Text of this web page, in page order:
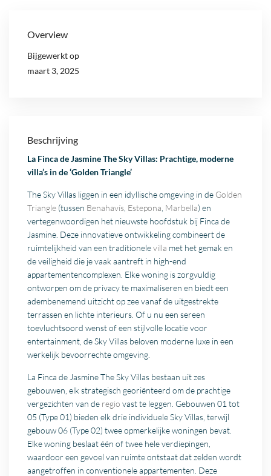
Overview
Bijgewerkt op
maart 3, 2025
Beschrijving
La Finca de Jasmine The Sky Villas: Prachtige, moderne
villa’s in de ‘Golden Triangle’
The Sky Villas liggen in een idyllische omgeving in de Golden
Triangle (tussen Benahavís Estepona Marbella) en
vertegenwoordigen het nieuwste hoofdstuk bij Finca de
Jasmine. Deze innovatieve ontwikkeling combineert de
ruimtelijkheid van een traditionelevilla met het gemak en
de veiligheid die je vaak aantreft in high-end
appartementencomplexen. Elke woning is zorgvuldig
ontworpen om de privacy te maximaliseren en biedt een
adembenemend uitzicht op zee vanaf de uitgestrekte
terrassen en lichte interieurs. Of u nu een sereen
toevluchtsoord wenst of een stijlvolle locatie voor
entertainment, de Sky Villas beloven moderne luxe in een
werkelijk bevoorrechte omgeving.
La Finca de Jasmine The Sky Villas bestaan uit zes
gebouwen, elk strategisch georiënteerd om de prachtige
vergezichten van de regio vast te leggen. Gebouwen 01 tot
05 (Type 01) bieden elk drie individuele Sky Villas, terwijl
gebouw 06 (Type 02) twee opmerkelijke woningen bevat.
Elke woning beslaat één of twee hele verdiepingen,
waardoor een gevoel van ruimte ontstaat dat zelden wordt
aangetroffen in conventionele appartementen. Deze